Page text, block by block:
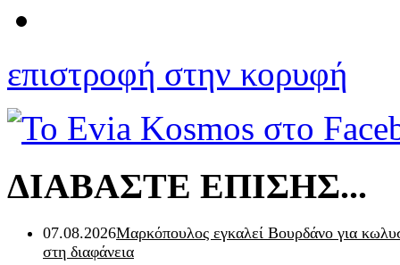
επιστροφή στην κορυφή
ΔΙΑΒΑΣΤΕ ΕΠΙΣΗΣ...
07.08.2026Μαρκόπουλος εγκαλεί Βουρδάνο για
στη διαφάνεια